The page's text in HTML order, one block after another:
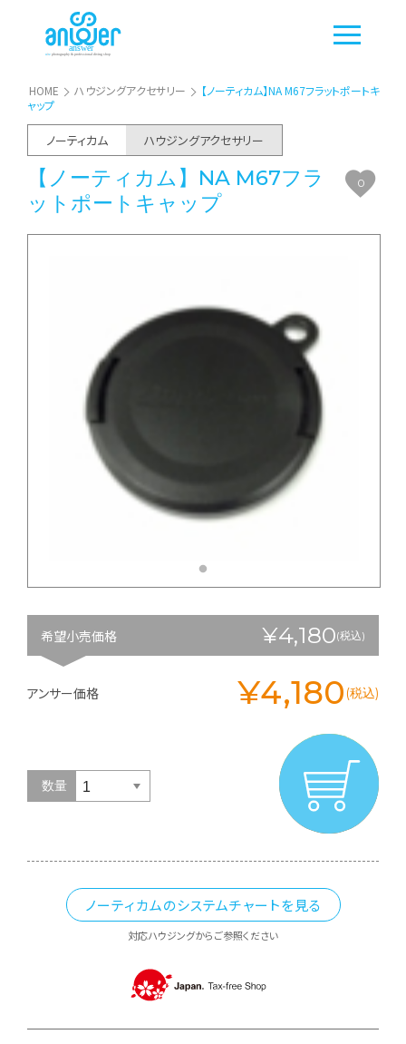
HOME ハウジングアクセサリー
【ノーティカム】NA M67フラットポートキ
ャップ
ノーティカム ハウジングアクセサリー
【ノーティカム】NA M67フラ
ットポートキャップ
0
希望小売価格 ¥4,180(税込)
アンサー価格 ¥4,180 (税込)
数量
ノーティカムのシステムチャートを見る
対応ハウジングからご参照ください